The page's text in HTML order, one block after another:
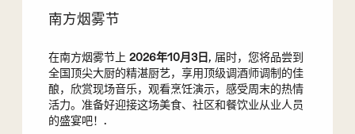
南方烟雾节
在南方烟雾节上 2026年10月3日 , 届时，您将品尝到
全国顶尖大厨的精湛厨艺，享用顶级调酒师调制的佳
酿，欣赏现场音乐，观看烹饪演示，感受周末的热情
活力。准备好迎接这场美食、社区和餐饮业从业人员
的盛宴吧！.